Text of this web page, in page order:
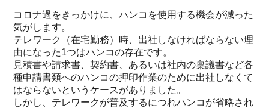
コロナ過をきっかけに、ハンコを使用する機会が減った
気がします。
テレワーク（在宅勤務）時、出社しなければならない理
由になった1つはハンコの存在です。
見積書や請求書、契約書、あるいは社内の稟議書など各
種申請書類へのハンコの押印作業のために出社しなくて
はならないというケースがありました。
しかし、テレワークが普及するにつれハンコが省略され